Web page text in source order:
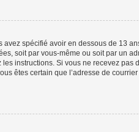
spécifié avoir en dessous de 13
soit par vous-même ou soit par un
instructions. Si vous ne recevez pas
êtes certain que l’adresse de